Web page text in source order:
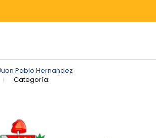
Pablo Hernandez
Categoría: